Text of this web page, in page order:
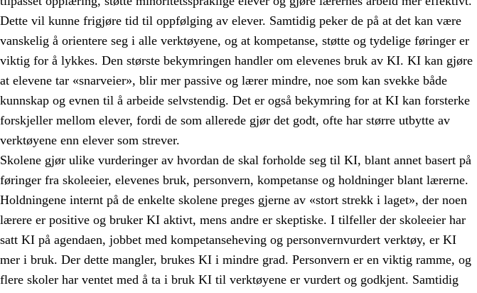
Dette vil kunne frigjøre tid til oppfølging av elever. Samtidig peker de på at det kan være
vanskelig å orientere seg i alle verktøyene, og at kompetanse, støtte og tydelige føringer er
viktig for å lykkes. Den største bekymringen handler om elevenes bruk av KI. KI kan gjøre
at elevene tar «snarveier», blir mer passive og lærer mindre, noe som kan svekke både
kunnskap og evnen til å arbeide selvstendig. Det er også bekymring for at KI kan forsterke
forskjeller mellom elever, fordi de som allerede gjør det godt, ofte har større utbytte av
verktøyene enn elever som strever.
Skolene gjør ulike vurderinger av hvordan de skal forholde seg til KI, blant annet basert på
føringer fra skoleeier, elevenes bruk, personvern, kompetanse og holdninger blant lærerne.
Holdningene internt på de enkelte skolene preges gjerne av «stort strekk i laget», der noen
lærere er positive og bruker KI aktivt, mens andre er skeptiske. I tilfeller der skoleeier har
satt KI på agendaen, jobbet med kompetanseheving og personvernvurdert verktøy, er KI
mer i bruk. Der dette mangler, brukes KI i mindre grad. Personvern er en viktig ramme, og
flere skoler har ventet med å ta i bruk KI til verktøyene er vurdert og godkjent. Samtidig